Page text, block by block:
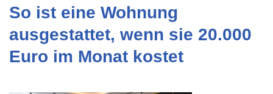
So ist eine Wohnung
ausgestattet, wenn sie 20.000
Euro im Monat kostet